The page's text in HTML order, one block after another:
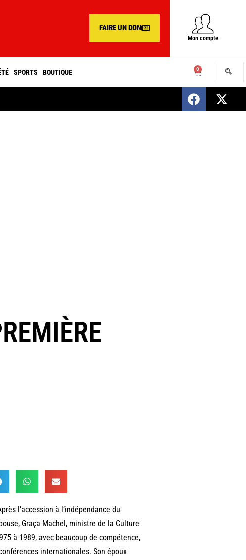
FAIRE UN DON
Mon compte
SPORTS BOUTIQUE 0
SENEGAL : Nomination d’un nouveau
l’accession à l’indépendance du
Graça Machel, ministre de la Culture
à 1989, avec beaucoup de compétence,
internationales. Son époux